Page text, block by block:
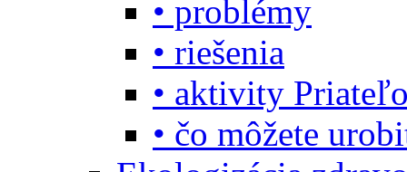
• problémy
• riešenia
• aktivity
• čo môžete